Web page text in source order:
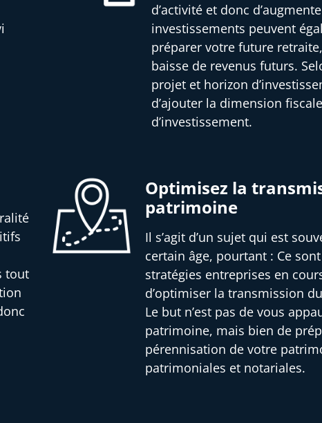
d’activité et donc
investissements peuvent
préparer votre future
baisse de revenus futurs.
projet et horizon
d’ajouter la dimension
d’investissement.
tout
Optimisez la
patrimoine
Il s’agit d’un sujet qui est
certain âge, pourtant : Ce
stratégies entreprises en
d’optimiser la transmission
Le but n’est pas de vous
patrimoine, mais bien de
pérennisation de votre
patrimoniales et notariales.